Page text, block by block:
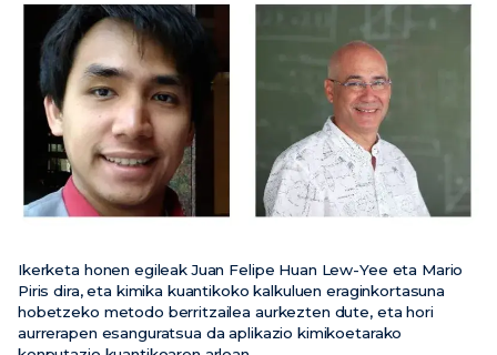
Berriak
Ekitaldiak
Bideoak
Ikerketa honen egileak Juan Felipe Huan Lew-Yee eta Mario
Piris dira, eta kimika kuantikoko kalkuluen eraginkortasuna
hobetzeko metodo berritzailea aurkezten dute, eta hori
aurrerapen esanguratsua da aplikazio kimikoetarako